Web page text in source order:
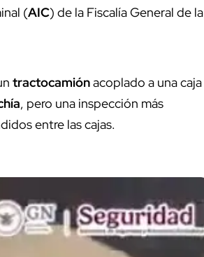
(AIC) de la Fiscalía General de la
tractocamiónacoplado a una caja
, pero una inspección más
entre las cajas.